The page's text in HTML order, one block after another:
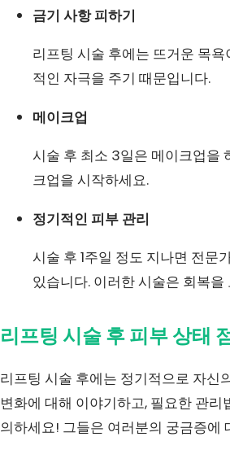
금기 사항 피하기
리프팅 시술 후에는 뜨거운 목
적인 자극을 주기 때문입니다.
메이크업
시술 후 최소 3일은 메이크업을
크업을 시작하세요.
정기적인 피부 관리
시술 후 1주일 정도 지나면 전문
있습니다. 이러한 시술은 회복
리프팅 시술 후 피부 상태
리프팅 시술 후에는 정기적으로 자신
변화에 대해 이야기하고, 필요한 관
의하세요! 그들은 여러분의 궁금증에